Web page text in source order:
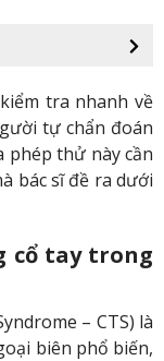
tra nhanh về
tự chẩn đoán
phép thử này cần
bác sĩ đề ra dưới
cổ tay trong
– CTS) là
biên phổ biến,